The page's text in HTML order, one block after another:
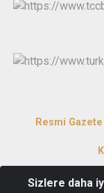
Resmi Gazete
Mehmet Akif
Sizlere daha